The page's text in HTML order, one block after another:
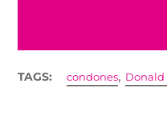
TAGS: condones, Donald